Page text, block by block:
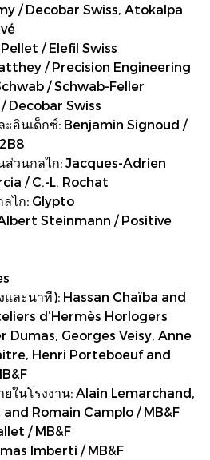
/ Decobar Swiss, Atokalpa
/ Elefil Swiss
/ Precision Engineering
/ Schwab-Feller
Decobar Swiss
ะอินเด็กซ์: Benjamin Signoud /
วนกลไก: Jacques-Adrien
/ C.-L. Rochat
ไก: Glypto
Steinmann / Positive
ละนาที): Hassan Chaïba and
d’Hermès Horlogers
Dumas, Georges Veisy, Anne
Henri Porteboeuf and
ในโรงงาน: Alain Lemarchand,
Romain Camplo / MB&F
/ MB&F
Imberti / MB&F